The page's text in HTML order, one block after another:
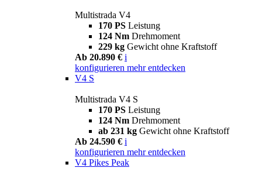
Multistrada V4
170 PS Leistung
124 Nm Drehmoment
229 kg Gewicht ohne Kraftstoff
Ab 20.890 € i
konfigurieren mehr entdecken
V4 S
Multistrada V4 S
170 PS Leistung
124 Nm Drehmoment
ab 231 kg Gewicht ohne Kraftstoff
Ab 24.590 € i
konfigurieren mehr entdecken
V4 Pikes Peak